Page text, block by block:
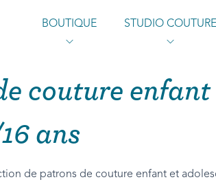
BOUTIQUE STUDIO COUTURE
couture
ans
de patrons de couture enfant et